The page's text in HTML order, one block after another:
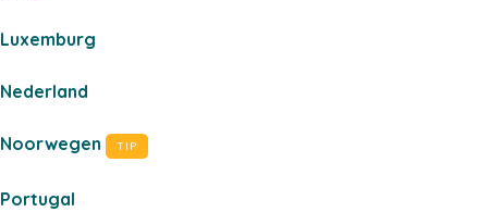
Luxemburg
Nederland
Noorwegen TIP
Portugal